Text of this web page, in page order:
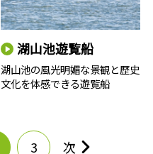
湖山池遊覧船
湖山池の風光明媚な景観と歴史
文化を体感できる遊覧船
3 次